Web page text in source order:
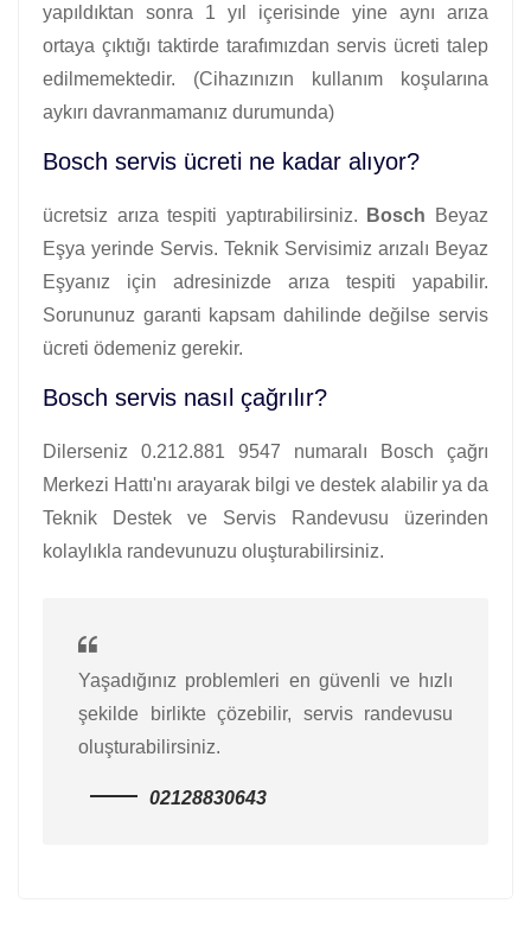
yapıldıktan sonra 1 yıl içerisinde yine aynı arıza
ortaya çıktığı taktirde tarafımızdan servis ücreti talep
edilmemektedir. (Cihazınızın kullanım koşularına
aykırı davranmamanız durumunda)
Bosch servis ücreti ne kadar alıyor?
ücretsiz arıza tespiti yaptırabilirsiniz. Bosch Beyaz
Eşya yerinde Servis. Teknik Servisimiz arızalı Beyaz
Eşyanız için adresinizde arıza tespiti yapabilir.
Sorununuz garanti kapsam dahilinde değilse servis
ücreti ödemeniz gerekir.
Bosch servis nasıl çağrılır?
Dilerseniz 0.212.881 9547 numaralı Bosch çağrı
Merkezi Hattı'nı arayarak bilgi ve destek alabilir ya da
Teknik Destek ve Servis Randevusu üzerinden
kolaylıkla randevunuzu oluşturabilirsiniz.
Yaşadığınız problemleri en güvenli ve hızlı
şekilde birlikte çözebilir, servis randevusu
oluşturabilirsiniz.
02128830643